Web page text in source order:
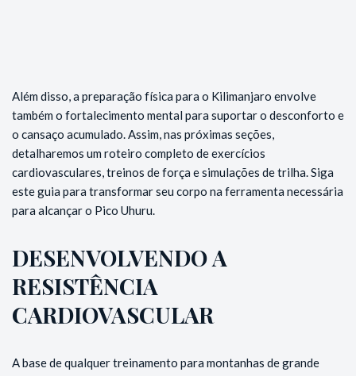
Além disso, a preparação física para o Kilimanjaro envolve
também o fortalecimento mental para suportar o desconforto e
o cansaço acumulado. Assim, nas próximas seções,
detalharemos um roteiro completo de exercícios
cardiovasculares, treinos de força e simulações de trilha. Siga
este guia para transformar seu corpo na ferramenta necessária
para alcançar o Pico Uhuru.
DESENVOLVENDO A
RESISTÊNCIA
CARDIOVASCULAR
A base de qualquer treinamento para montanhas de grande